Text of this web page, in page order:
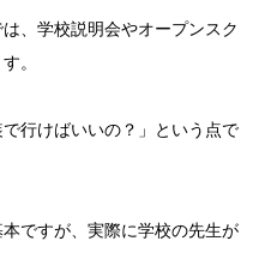
、学校説明会やオープンスク
。
行けばいいの？」という点で
ですが、実際に学校の先生が